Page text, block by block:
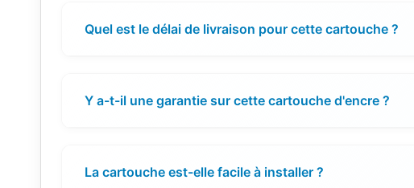
Quel est le délai de livraison pour cette cartouche ?
Y a-t-il une garantie sur cette cartouche d'encre ?
La cartouche est-elle facile à installer ?